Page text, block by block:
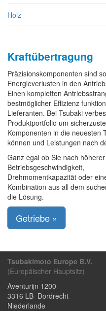
Holz
Kraftübertragung
Präzisionskomponenten sind
Energieverlusten in den
Einen kompletten
bestmöglicher Effizienz
Lieferanten. Bei Tsubaki
Produktportfolio um
Komponenten in die neuesten
können und Leistungen nach
Ganz egal ob Sie nach
Betriebsgeschwindigkeit,
Drehmomentkapazität oder
Kombination aus all dem
die Lösung.
Getriebe »
Tsubakimoto Europe B.V.
(Europäischer Hauptsitz)
Aventurijn 1200
3316 LB Dordrecht
Niederlande